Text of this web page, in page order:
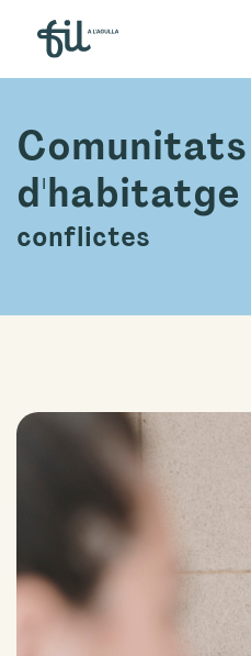
Comunitats
d'habitatge
conflictes